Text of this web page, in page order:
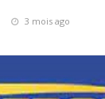
3 mois ago